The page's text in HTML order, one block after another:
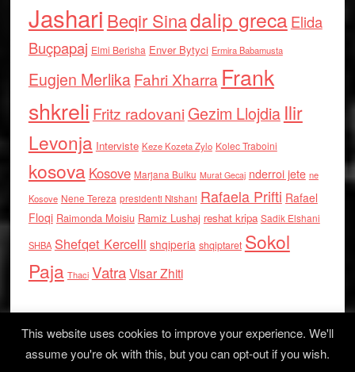
Jashari Beqir Sinadalip grecaElida
Buçpapaj Elmi Berisha Enver Bytyci Ermira Babamusta
Eugjen MerlikaFahri Xharra Frank
shkreli Fritz radovaniGezim Llojdia Ilir
Levonja Interviste Keze Kozeta Zylo Kolec Traboini
kosova Kosove Marjana Bulku Murat Gecaj nderroi jete ne
Kosove Nene Tereza presidenti Nishani Rafaela Prifti Rafael
Floqi Raimonda Moisiu Ramiz Lushaj reshat kripa Sadik Elshani
SHBA Shefqet Kercelli shqiperia shqiptaret Sokol
Paja Thaci VatraVisar Zhiti
This website uses cookies to improve your experience. We'll
assume you're ok with this, but you can opt-out if you wish.